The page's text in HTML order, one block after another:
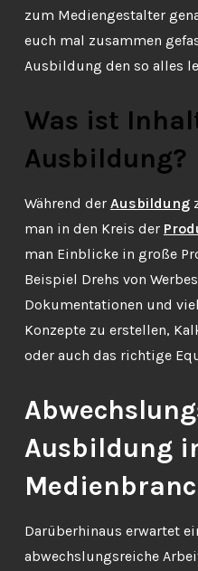
zum Mediengestalter
euch mal zusammen
Ausbildung den so alles
Was ist
Ausbildung?
Während der Ausbildung
man in den Kreis der
man Einblicke in große
Beispiel Drehs von
Dokumentationen und
Konzepte zu erstellen,
oder auch das richtige
Ausbildung
Darüberhinaus erwartet
abwechslungsreiche